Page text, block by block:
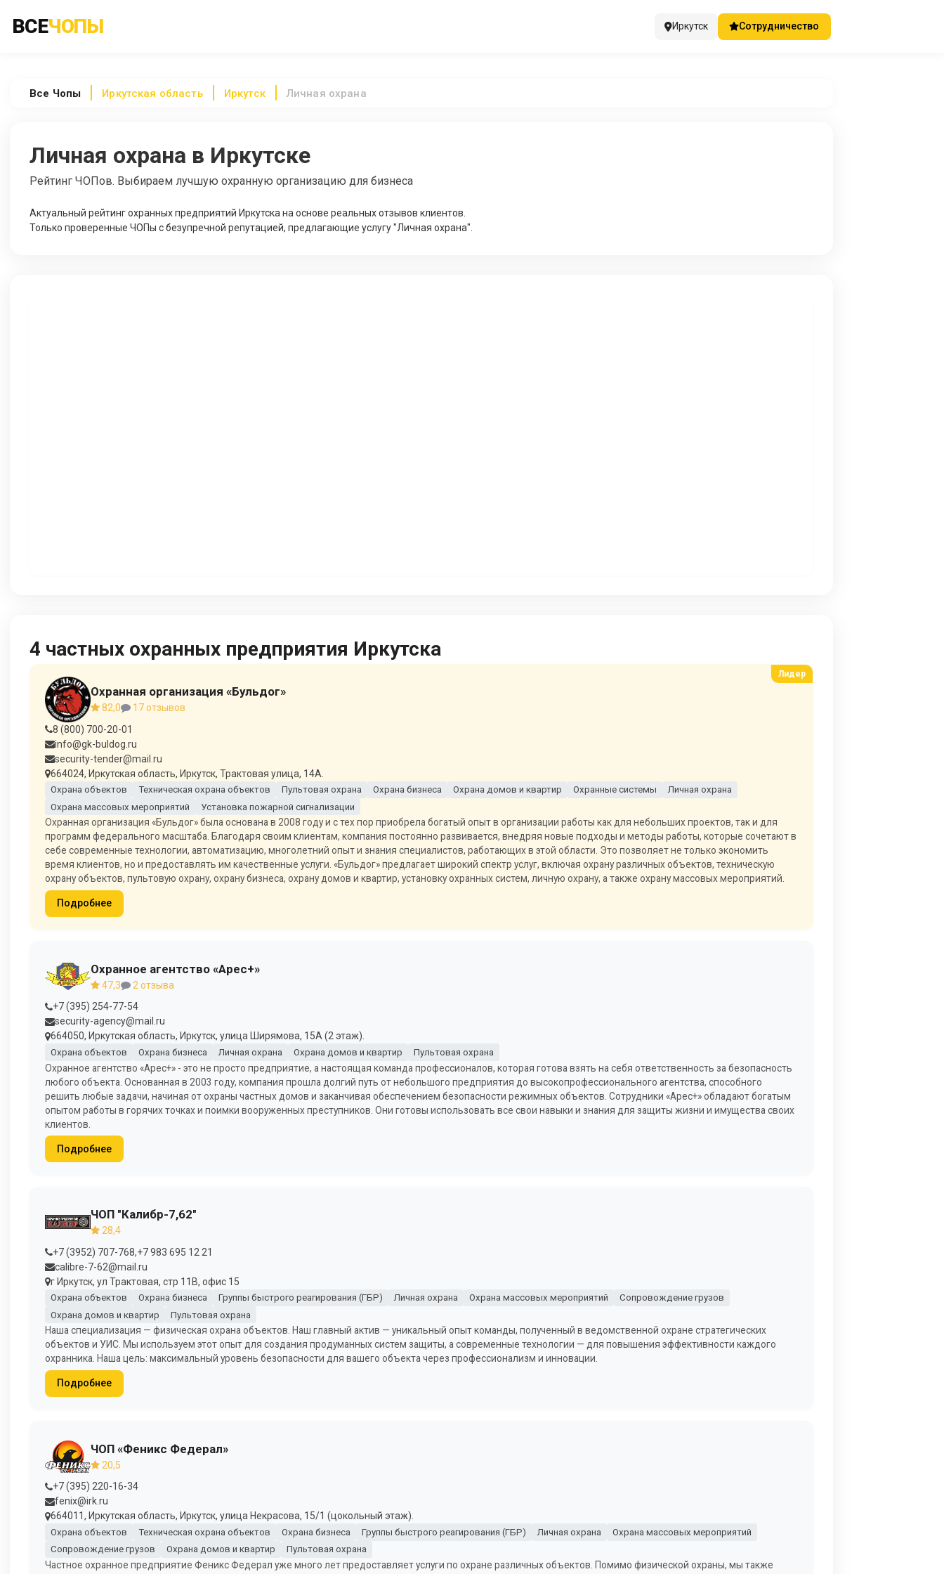
ВСЕЧОПЫ Иркутск Сотрудничество
Все Чопы Иркутская область Иркутск Личная охрана
Личная охрана в Иркутске
Рейтинг ЧОПов. Выбираем лучшую охранную организацию для бизнеса
Актуальный рейтинг охранных предприятий Иркутска на основе реальных отзывов клиентов.
Только проверенные ЧОПы с безупречной репутацией, предлагающие услугу "Личная охрана".
4 частных охранных предприятия Иркутска
Охранная организация «Бульдог»
82,0
17 отзывов
8 (800) 700-20-01
info@gk-buldog.ru
security-tender@mail.ru
664024, Иркутская область, Иркутск, Трактовая улица, 14А.
Охрана объектов Техническая охрана объектов Пультовая охрана Охрана бизнеса Охрана домов и квартир Охранные системы
Личная охрана
Охрана массовых мероприятий
Установка пожарной сигнализации
Охранная организация «Бульдог» была основана в 2008 году и с тех пор приобрела богатый опыт в организации работы как для небольших проектов, так и для
программ федерального масштаба. Благодаря своим клиентам, компания постоянно развивается, внедряя новые подходы и методы работы, которые сочетают в
себе современные технологии, автоматизацию, многолетний опыт и знания специалистов, работающих в этой области. Это позволяет не только экономить
время клиентов, но и предоставлять им качественные услуги. «Бульдог» предлагает широкий спектр услуг, включая охрану различных объектов, техническую
охрану объектов, пультовую охрану, охрану бизнеса, охрану домов и квартир, установку охранных систем, личную охрану, а также охрану массовых мероприятий.
Подробнее
Охранное агентство «Арес+»
47,3
2 отзыва
+7 (395) 254-77-54
security-agency@mail.ru
664050, Иркутская область, Иркутск, улица Ширямова, 15А (2 этаж).
Охрана объектов Охрана бизнеса Личная охрана Охрана домов и квартир Пультовая охрана
Охранное агентство «Арес+» - это не просто предприятие, а настоящая команда профессионалов, которая готова взять на себя ответственность за безопасность
любого объекта. Основанная в 2003 году, компания прошла долгий путь от небольшого предприятия до высокопрофессионального агентства, способного
решить любые задачи, начиная от охраны частных домов и заканчивая обеспечением безопасности режимных объектов. Сотрудники «Арес+» обладают богатым
опытом работы в горячих точках и поимки вооруженных преступников. Они готовы использовать все свои навыки и знания для защиты жизни и имущества своих
клиентов.
Подробнее
ЧОП "Калибр-7,62"
28,4
+7 (3952) 707-768,+7 983 695 12 21
calibre-7-62@mail.ru
г Иркутск, ул Трактовая, стр 11В, офис 15
Охрана объектов Охрана бизнеса Группы быстрого реагирования (ГБР) Личная охрана Охрана массовых мероприятий
Сопровождение грузов
Охрана домов и квартир
Пультовая охрана
Наша специализация — физическая охрана объектов. Наш главный актив — уникальный опыт команды, полученный в ведомственной охране стратегических
объектов и УИС. Мы используем этот опыт для создания продуманных систем защиты, а современные технологии — для повышения эффективности каждого
охранника. Наша цель: максимальный уровень безопасности для вашего объекта через профессионализм и инновации.
Подробнее
ЧОП «Феникс Федерал»
20,5
+7 (395) 220-16-34
fenix@irk.ru
664011, Иркутская область, Иркутск, улица Некрасова, 15/1 (цокольный этаж).
Охрана объектов Техническая охрана объектов Охрана бизнеса Группы быстрого реагирования (ГБР) Личная охрана
Охрана массовых мероприятий
Сопровождение грузов
Охрана домов и квартир Пультовая охрана
Частное охранное предприятие Феникс Федерал уже много лет предоставляет услуги по охране различных объектов. Помимо физической охраны, мы также